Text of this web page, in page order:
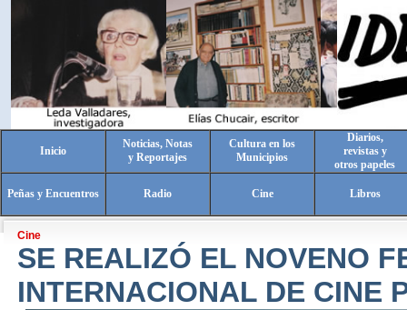
Inicio
Noticias, Notas
y Reportajes
Cultura en los
Municipios
Diarios,
revistas y
otros papeles
Peñas y Encuentros Radio Cine Libros
Cine
SE REALIZÓ EL NOVENO
INTERNACIONAL DE CINE